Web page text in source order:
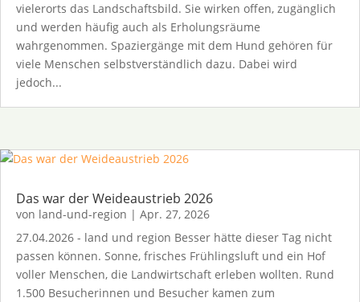
vielerorts das Landschaftsbild. Sie wirken offen, zugänglich
und werden häufig auch als Erholungsräume
wahrgenommen. Spaziergänge mit dem Hund gehören für
viele Menschen selbstverständlich dazu. Dabei wird
jedoch...
Das war der Weideaustrieb 2026
von land-und-region | Apr. 27, 2026
27.04.2026 - land und region Besser hätte dieser Tag nicht
passen können. Sonne, frisches Frühlingsluft und ein Hof
voller Menschen, die Landwirtschaft erleben wollten. Rund
1.500 Besucherinnen und Besucher kamen zum